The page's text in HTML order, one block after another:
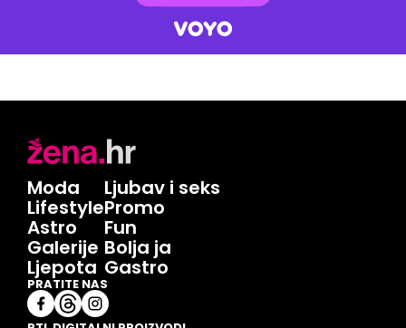
Moda
Lifestyle
Astro
Galerije
Ljepota
Ljubav i seks
Promo
Fun
Bolja ja
Gastro
PRATITE NAS